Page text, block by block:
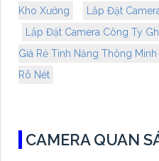
Kho Xưởng
Lắp Đặt
Lắp Đặt Camera Công Ty
Giá Rẻ Tính Năng Thông Minh
Rõ Nét
CAMERA QUAN